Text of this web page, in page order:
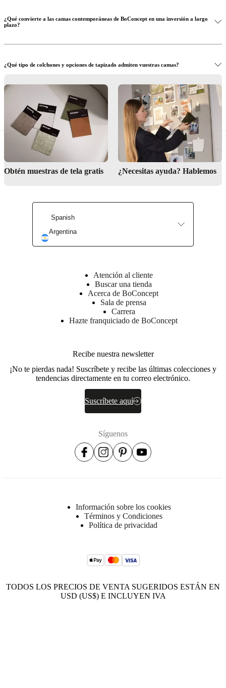
¿Qué convierte a las camas contemporáneas de BoConcept en una inversión a largo
plazo?
Encuentra tu tienda más cercana
¿Qué tipo de colchones y opciones de tapizado admiten vuestras camas?
¿Puede el servicio de diseño de interiores ayudarme a crear un dormitorio con un
estilo coordinado?
Servicio de diseño de interiores
Obtén muestras de tela gratis ¿Necesitas ayuda? Hablemos
Spanish
Argentina
Atención al cliente
Buscar una tienda
Acerca de BoConcept
Sala de prensa
Carrera
Hazte franquiciado de BoConcept
Recibe nuestra newsletter
¡No te pierdas nada! Suscríbete y recibe las últimas colecciones y
tendencias directamente en tu correo electrónico.
Suscríbete aquí
Síguenos
Información sobre los cookies
Términos y Condiciones
Política de privacidad
TODOS LOS PRECIOS DE VENTA SUGERIDOS ESTÁN EN
USD (US$) E INCLUYEN IVA